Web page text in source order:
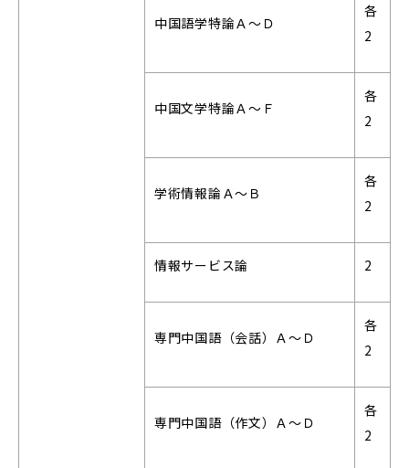
中国語学特論Ａ～Ｄ
各
2
中国文学特論Ａ～Ｆ
各
2
学術情報論Ａ～Ｂ
各
2
情報サービス論 2
専門中国語（会話）Ａ～Ｄ
各
2
専門中国語（作文）Ａ～Ｄ
各
2